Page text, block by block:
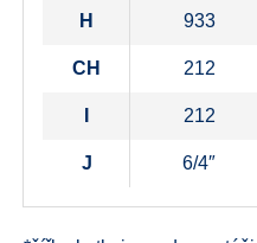
H 933
CH 212
212
J 6/4″